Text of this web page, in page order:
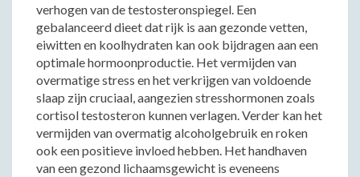
verhogen van de testosteronspiegel. Een
gebalanceerd dieet dat rijk is aan gezonde vetten,
eiwitten en koolhydraten kan ook bijdragen aan een
optimale hormoonproductie. Het vermijden van
overmatige stress en het verkrijgen van voldoende
slaap zijn cruciaal, aangezien stresshormonen zoals
cortisol testosteron kunnen verlagen. Verder kan het
vermijden van overmatig alcoholgebruik en roken
ook een positieve invloed hebben. Het handhaven
van een gezond lichaamsgewicht is eveneens